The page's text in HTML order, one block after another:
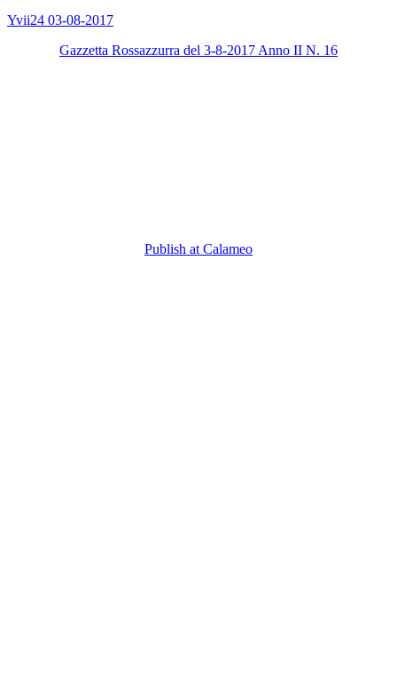
Yvii24 03-08-2017
Gazzetta Rossazzurra del 3-8-2017 Anno II N. 16
Publish at Calameo